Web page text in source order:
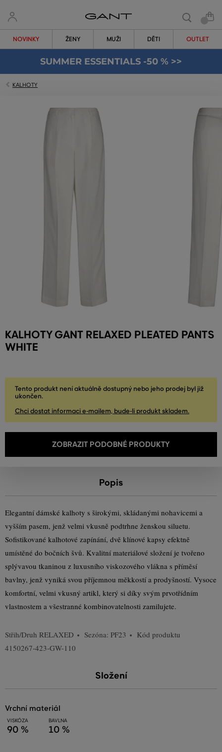
NOVINKY ŽENY MUŽI DĚTI OUTLET
SUMMER ESSENTIALS -50 % >>
KALHOTY
KALHOTY GANT RELAXED PLEATED PANTS
WHITE
Tento produkt není aktuálně dostupný nebo jeho prodej byl již
ukončen.
Chci dostat informaci e-mailem, bude-li produkt skladem.
ZOBRAZIT PODOBNÉ PRODUKTY
Popis
Elegantní dámské kalhoty s širokými, skládanými nohavicemi a
vyšším pasem, jenž velmi vkusně podtrhne ženskou siluetu.
Sofistikované kalhotové zapínání, dvě klínové kapsy efektně
umístěné do bočních švů. Kvalitní materiálové složení je tvořeno
splývavou tkaninou z luxusního viskozového vlákna s příměsí
bavlny, jenž vyniká svou příjemnou měkkostí a prodyšností. Vysoce
komfortní, velmi vkusný artikl, který si díky svým prvotřídním
vlastnostem a všestranné kombinovatelnosti zamilujete.
Střih/Druh RELAXED Sezóna: PF23
Kód produktu
4150267-423-GW-110
Složení
vrchní materiál
VISKÓZA
90 %
BAVLNA
10 %